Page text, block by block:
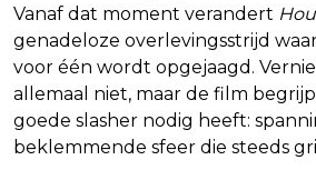
Vanaf dat moment verandert
genadeloze overlevingsstrijd
voor één wordt opgejaagd.
allemaal niet, maar de film
goede slasher nodig heeft:
beklemmende sfeer die steeds